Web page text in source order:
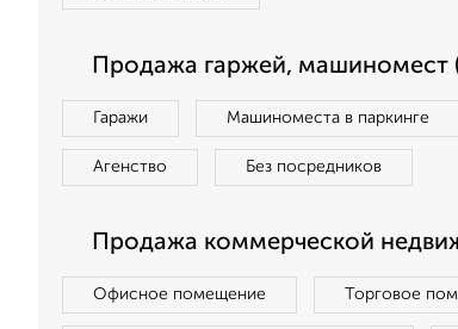
Продажа гаржей, машиномест
Гаражи Машиноместа в паркинге
Агенство Без посредников
Продажа коммерческой
Офисное помещение Торговое